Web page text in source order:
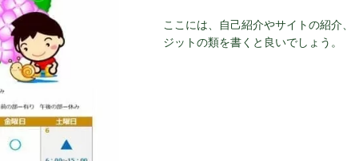
ここには、自己紹介やサイトの紹介
ジットの類を書くと良いでしょう。